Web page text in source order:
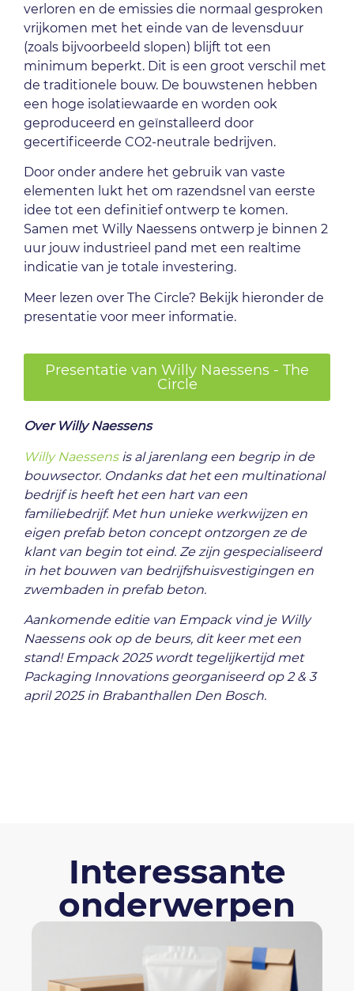
verloren en de emissies die normaal gesproken
vrijkomen met het einde van de levensduur
(zoals bijvoorbeeld slopen) blijft tot een
minimum beperkt. Dit is een groot verschil met
de traditionele bouw. De bouwstenen hebben
een hoge isolatiewaarde en worden ook
geproduceerd en geïnstalleerd door
gecertificeerde CO2-neutrale bedrijven.
Door onder andere het gebruik van vaste
elementen lukt het om razendsnel van eerste
idee tot een definitief ontwerp te komen.
Samen met Willy Naessens ontwerp je binnen 2
uur jouw industrieel pand met een realtime
indicatie van je totale investering.
Meer lezen over The Circle? Bekijk hieronder de
presentatie voor meer informatie.
Presentatie van Willy Naessens - The
Circle
Over Willy Naessens
Willy Naessensis al jarenlang een begrip in de
bouwsector. Ondanks dat het een multinational
bedrijf is heeft het een hart van een
familiebedrijf. Met hun unieke werkwijzen en
eigen prefab beton concept ontzorgen ze de
klant van begin tot eind. Ze zijn gespecialiseerd
in het bouwen van bedrijfshuisvestigingen en
zwembaden in prefab beton.
Aankomende editie van Empack vind je Willy
Naessens ook op de beurs, dit keer met een
stand! Empack 2025 wordt tegelijkertijd met
Packaging Innovations georganiseerd op 2 & 3
april 2025 in Brabanthallen Den Bosch.
Interessante
onderwerpen